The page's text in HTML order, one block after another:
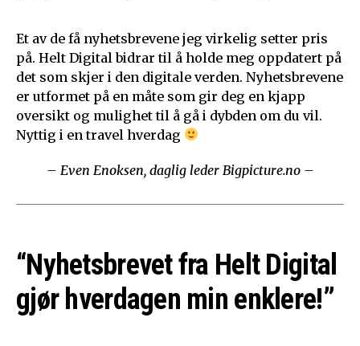
Et av de få nyhetsbrevene jeg virkelig setter pris
på. Helt Digital bidrar til å holde meg oppdatert på
det som skjer i den digitale verden. Nyhetsbrevene
er utformet på en måte som gir deg en kjapp
oversikt og mulighet til å gå i dybden om du vil.
Nyttig i en travel hverdag
– Even Enoksen, daglig leder Bigpicture.no –
“Nyhetsbrevet fra Helt Digital
gjør hverdagen min enklere!”